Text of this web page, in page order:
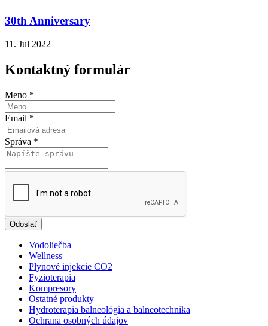
30th Anniversary
11. Jul 2022
Kontaktný formulár
Meno *
Email *
Správa *
Odoslať
Vodoliečba
Wellness
Plynové injekcie CO2
Fyzioterapia
Kompresory
Ostatné produkty
Hydroterapia balneológia a balneotechnika
Ochrana osobných údajov